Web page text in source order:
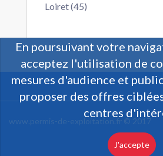
Loiret (45)
www.permis-de-exploitation.fr © 2017
En poursuivant votre
acceptez l'utilisation de
mesures d'audience et
proposer des offres
centres